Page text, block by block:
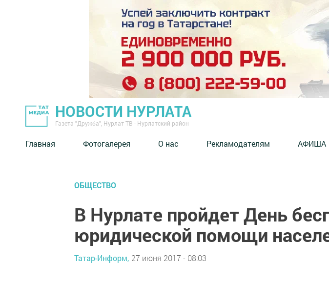
НОВОСТИ НУРЛАТА
Газета "Дружба", Нурлат ТВ - Нурлатский район
Главная Фотогалерея О нас Рекламодателям АФИША
ОБЩЕСТВО
В Нурлате пройдет День
юридической помощи
Татар-Информ, 27 июня 2017 - 08:03